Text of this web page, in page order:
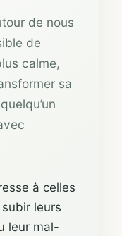
de nous
de
calme,
sa
à celles
leurs
leur mal-